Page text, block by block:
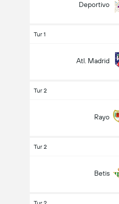
Deportivo
Tur 1
Atl. Madrid
Tur 2
Rayo
Tur 2
Betis